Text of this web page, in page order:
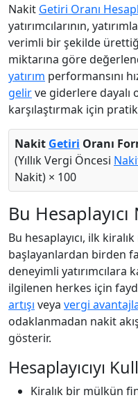
Nakit Getiri Oranı
yatırımcılarının,
verimli bir şekilde
miktarına göre
yatırım performansını
gelirve giderlere
karşılaştırmak için
Nakit Getiri Oranı
(Yıllık Vergi Öncesi
Nakit) × 100
Bu
Bu hesaplayıcı, ilk
başlayanlardan birden
deneyimli yatırımcılara
ilgilenen herkes için
artışı veya vergi
odaklanmadan nakit
gösterir.
Hesaplayıcıyı
Kiralık bir mülkün